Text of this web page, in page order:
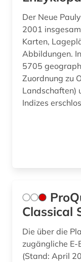
Der Neue
2001
Karten,
Abbildungen.
5705
Zuordnung zu
Landschaften)
Indizes
Classical
Die über die
zugängliche
(Stand: April